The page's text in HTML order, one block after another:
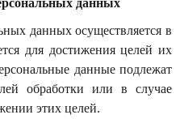
данных
данных осуществляется в
для достижения целей их
данные подлежат
обработки или в случае
этих целей.